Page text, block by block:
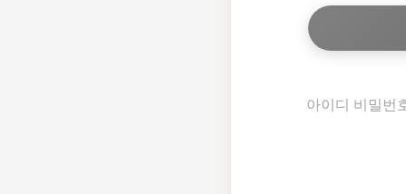
아이디 비밀번